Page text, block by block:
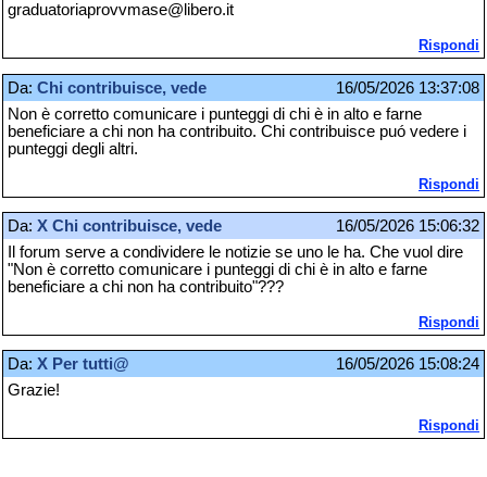
graduatoriaprovvmase@libero.it
Rispondi
Da: Chi contribuisce, vede
16/05/2026 13:37:08
Non è corretto comunicare i punteggi di chi è in alto e farne
beneficiare a chi non ha contribuito. Chi contribuisce puó vedere i
punteggi degli altri.
Rispondi
Da: X Chi contribuisce, vede
16/05/2026 15:06:32
Il forum serve a condividere le notizie se uno le ha. Che vuol dire
"Non è corretto comunicare i punteggi di chi è in alto e farne
beneficiare a chi non ha contribuito"???
Rispondi
Da: X Per tutti@
16/05/2026 15:08:24
Grazie!
Rispondi